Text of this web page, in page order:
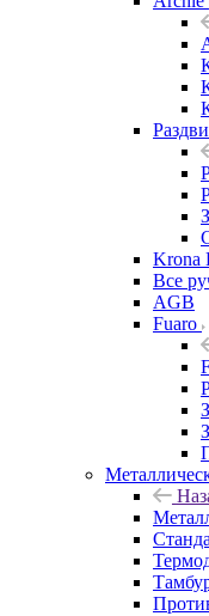
Krona
Все
AGB
Fuaro